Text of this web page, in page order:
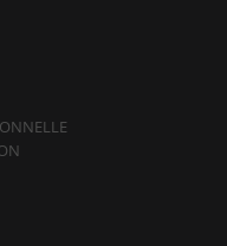
du site Web.